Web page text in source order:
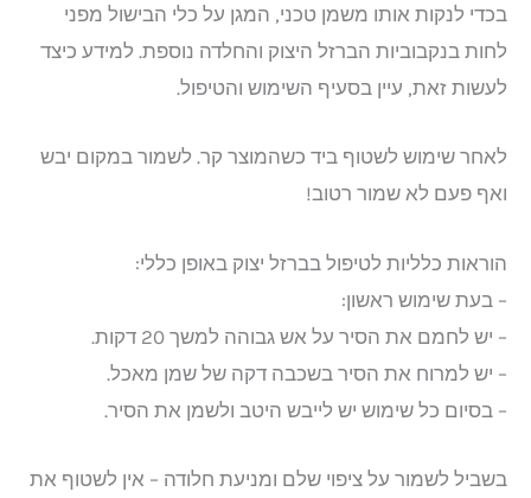
בכדי לנקות אותו משמן טכני, המגן על כלי הבישול מפני
לחות בנקבוביות הברזל היצוק והחלדה נוספת. למידע כיצד
לעשות זאת, עיין בסעיף השימוש והטיפול.
לאחר שימוש לשטוף ביד כשהמוצר קר. לשמור במקום יבש
ואף פעם לא שמור רטוב!
הוראות כלליות לטיפול בברזל יצוק באופן כללי:
– בעת שימוש ראשון:
– יש לחמם את הסיר על אש גבוהה למשך 20 דקות.
– יש למרוח את הסיר בשכבה דקה של שמן מאכל.
– בסיום כל שימוש יש לייבש היטב ולשמן את הסיר.
בשביל לשמור על ציפוי שלם ומניעת חלודה – אין לשטוף את